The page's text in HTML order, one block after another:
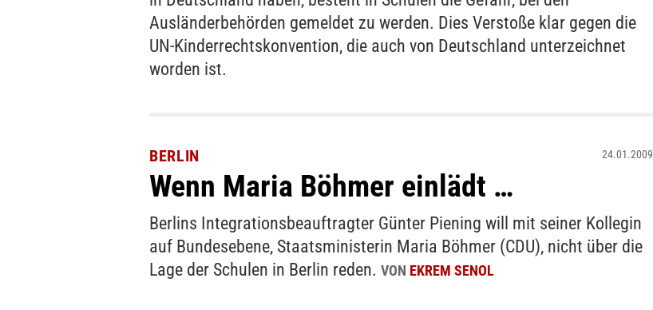
Ausländerbehörden gemeldet zu werden. Dies Verstoße klar gegen die
UN-Kinderrechtskonvention, die auch von Deutschland unterzeichnet
worden ist.
BERLIN
Wenn Maria Böhmer einlädt …
24.01.2009
Berlins Integrationsbeauftragter Günter Piening will mit seiner Kollegin
auf Bundesebene, Staatsministerin Maria Böhmer (CDU), nicht über die
Lage der Schulen in Berlin reden. VON EKREM SENOL